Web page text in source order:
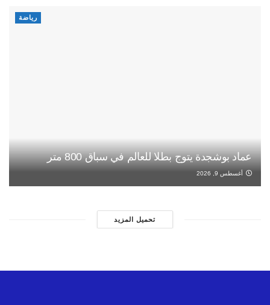
رياضة
عماد بوشجدة يتوج بطلا للعالم في سباق 800 متر
أغسطس 9, 2026
تحميل المزيد